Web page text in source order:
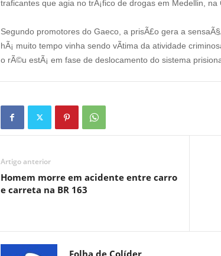
traficantes que agia no trÃ¡fico de drogas em Medellin, na
Segundo promotores do Gaeco, a prisÃ£o gera a
hÃ¡ muito tempo vinha sendo vÃ­tima da atividade
o rÃ©u estÃ¡ em fase de deslocamento do sistema
Artigo anterior
Homem morre em acidente entre carro
e carreta na BR 163
Folha de Colíder